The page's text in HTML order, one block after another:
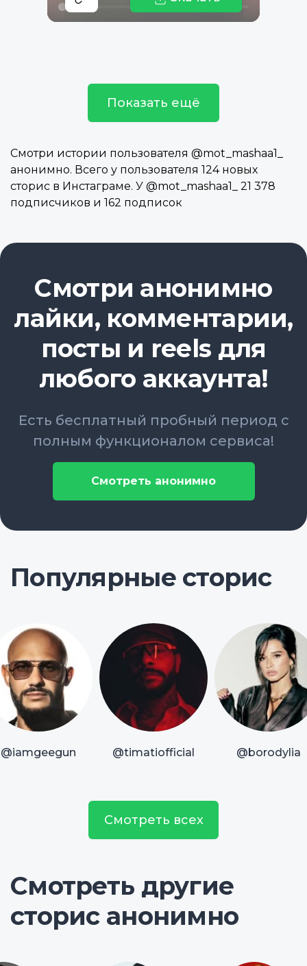
Показать ещё
Смотри истории пользователя @mot_mashaa1_
анонимно. Всего у пользователя 124 новых
сторис в Инстаграме. У @mot_mashaa1_ 21 378
подписчиков и 162 подписок
Смотри анонимно
лайки, комментарии,
посты и reels для
любого аккаунта!
Есть бесплатный пробный период с
полным функционалом сервиса!
Смотреть анонимно
Популярные сторис
@iamgeegun @timatiofficial @borodylia
Смотреть всех
Смотреть другие
сторис анонимно